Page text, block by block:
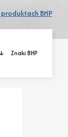
BHP
Znaki BHP